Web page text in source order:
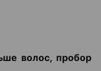
волос, пробор